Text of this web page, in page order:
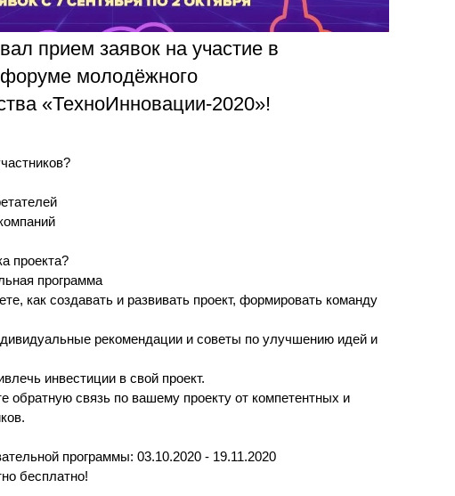
прием заявок на участие в
молодёжного
«ТехноИнновации-2020»!
проекта?
программа
как создавать и развивать проект, формировать команду
рекомендации и советы по улучшению идей и
инвестиции в свой проект.
обратную связь по вашему проекту от компетентных и
программы: 03.10.2020 - 19.11.2020
бесплатно!